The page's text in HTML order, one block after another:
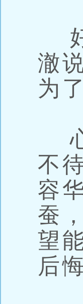
好
澈
为
心
不
容
蚕
望
后